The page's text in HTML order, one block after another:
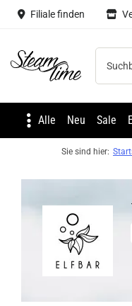
Filiale finden
Steam time
Alle Neu Sale
Sie sind hier: